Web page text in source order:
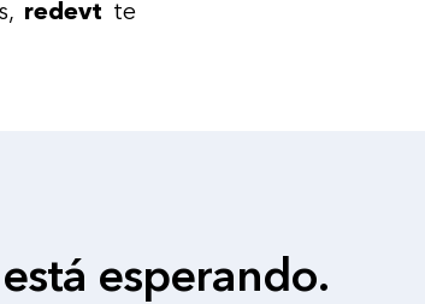
redevt te
esperando.